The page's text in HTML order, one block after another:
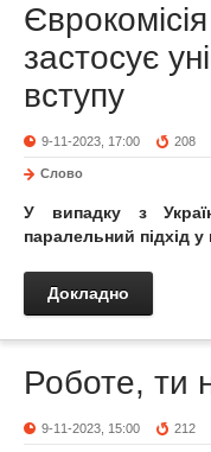
застосує
вступу
9-11-2023, 17:00 208
Слово
У випадку з
паралельний підхід
Докладно
Роботе, ти
9-11-2023, 15:00 212